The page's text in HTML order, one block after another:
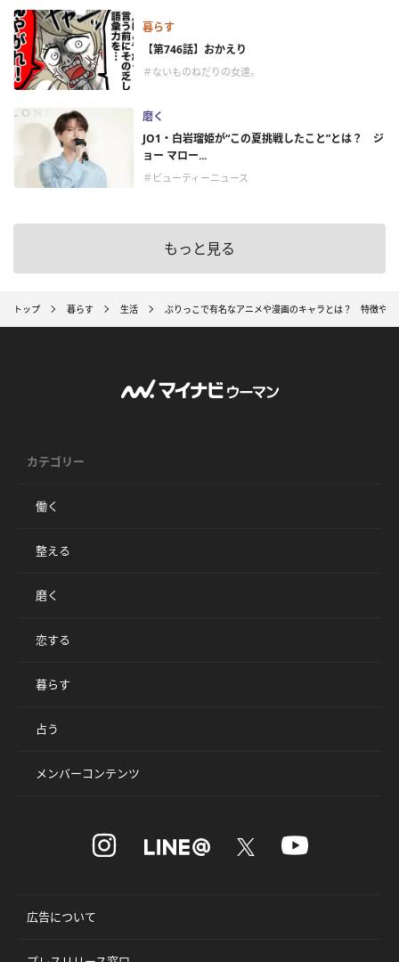
暮らす
【第746話】おかえり
＃ないものねだりの女達。
磨く
JO1・白岩瑠姫が“この夏挑戦したこと”とは？ ジ
ョー マロー...
＃ビューティーニュース
もっと見る
トップ 暮らす 生活 ぶりっこで有名なアニメや漫画のキャラとは？ 特徴や心
カテゴリー
働く
整える
磨く
恋する
暮らす
占う
メンバーコンテンツ
広告について